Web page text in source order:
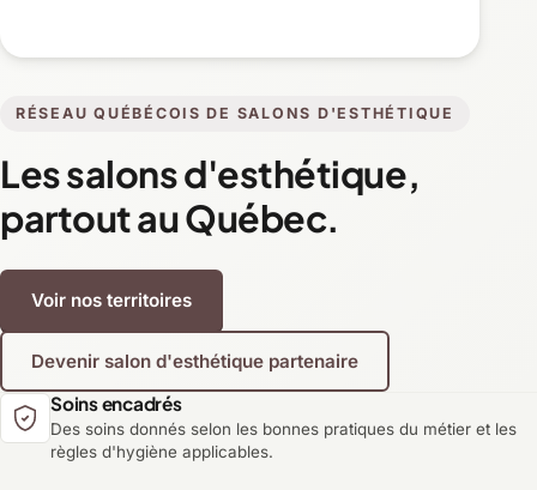
RÉSEAU QUÉBÉCOIS DE SALONS D'ESTHÉTIQUE
Les salons d'esthétique,
partout au Québec.
Voir nos territoires
Devenir salon d'esthétique partenaire
Soins encadrés
Des soins donnés selon les bonnes pratiques du métier et les
règles d'hygiène applicables.